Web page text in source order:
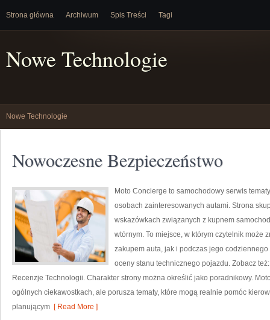
Strona główna Archiwum Spis Treści Tagi
Nowe Technologie
Nowe Technologie
Nowoczesne Bezpieczeństwo
Moto Concierge to samochodowy serwis
osobach zainteresowanych autami. Strona
wskazówkach związanych z kupnem
wtórnym. To miejsce, w którym czytelnik
zakupem auta, jak i podczas jego
oceny stanu technicznego pojazdu. Zobacz
Recenzje Technologii. Charakter strony można określić jako poradnikowy.
ogólnych ciekawostkach, ale porusza tematy, które mogą realnie pomóc
planującym [ Read More ]